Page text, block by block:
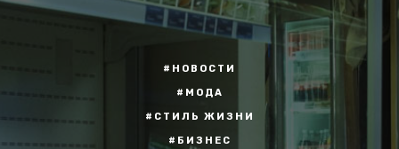
#НОВОСТИ
#МОДА
#СТИЛЬ ЖИЗНИ
#БИЗНЕС